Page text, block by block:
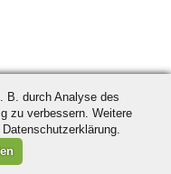
B. durch Analyse des
zu verbessern. Weitere